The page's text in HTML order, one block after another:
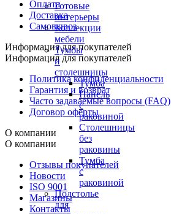
Готовые
интерьеры
Коллекции
мебели
Тумбы
и
столешницы
Тумба
Панель
с
раковиной
Столешницы
без
раковины
Тумба
с
раковиной
Подстолье
для
Оплата
Доставка
Самовывоз
Информация для покупателей
Информация для покупателей
Политика конфиденциальности
Гарантия и возврат
Часто задаваемые вопросы (FAQ)
Договор оферты
О компании
О компании
Отзывы покупателей
Новости
ISO 9001
Магазины
Контакты